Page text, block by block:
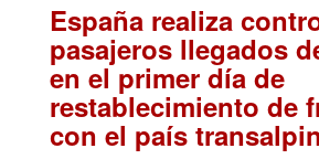
España realiza
pasajeros llegados
en el primer día de
restablecimiento de
con el país